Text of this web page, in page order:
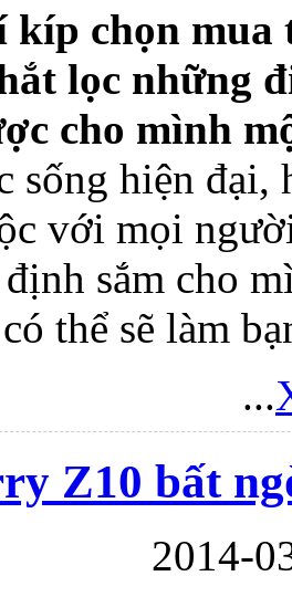
kíp chọn mua
lọc những
cho mình
sống hiện đại,
với mọi
sắm cho
có thể sẽ làm
...
Z10 bất
2014-